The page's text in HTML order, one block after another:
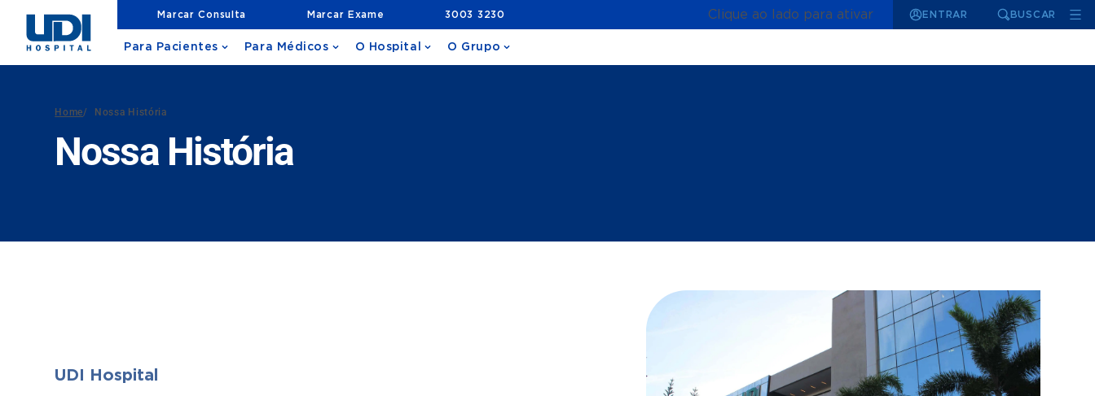
Marcar Consulta Marcar Exame 3003 3230 Clique ao lado para ativar ENTRAR BUSCAR
Para Pacientes Para Médicos O Hospital O Grupo
Home/ Nossa História
Nossa História
UDI Hospital